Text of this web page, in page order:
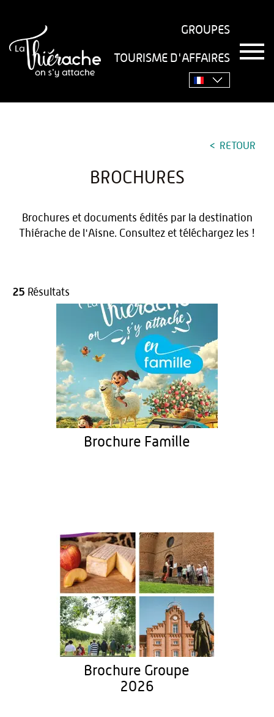
GROUPES
TOURISME D'AFFAIRES
T
o
v
o
n
Accueil› Pratique›
RETOUR
BROCHURES
Brochures et documents édités par la destination
Thiérache de l'Aisne. Consultez et téléchargez les !
25 Résultats
Brochure Famille
Brochure Groupe
2026